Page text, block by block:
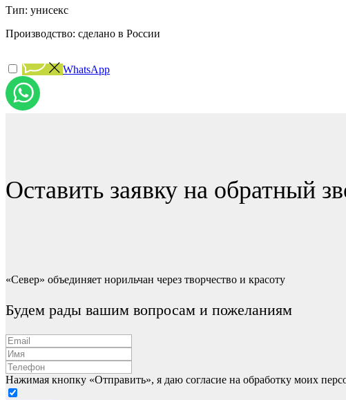
Тип: унисекс
Производство: сделано в России
WhatsApp
Оставить заявку на обратный
«Север» объединяет норильчан через творчество и красоту
Будем рады вашим вопросам и пожеланиям
Нажимая кнопку «Отправить», я даю согласие на обработку моих